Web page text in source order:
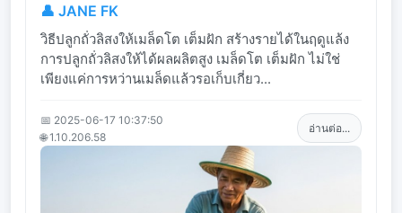
👤 JANE FK
วิธีปลูกถั่วลิสงให้เมล็ดโต เต็มฝัก สร้างรายได้ในฤดูแล้ง
การปลูกถั่วลิสงให้ได้ผลผลิตสูง เมล็ดโต เต็มฝัก ไม่ใช่
เพียงแค่การหว่านเมล็ดแล้วรอเก็บเกี่ยว...
📅 2025-06-17 10:37:50
🌐 1.10.206.58
อ่านต่อ...